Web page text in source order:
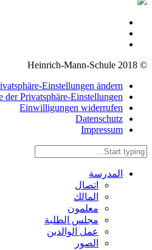
© 2018 Heinrich-Mann-Schule
Einstellungen ändern
der Privatsphäre-Einstellungen
Einwilligungen widerrufen
Datenschutz
Impressum
المدرسة
اتصال
المالك
معلمون
مجلس الطلبة
عمل الوالدين
الصور